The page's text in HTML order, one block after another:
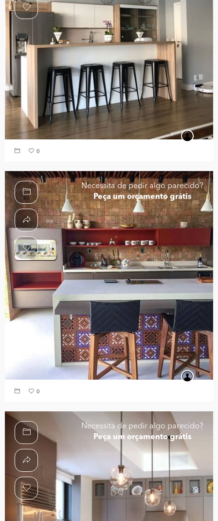
0
Necessita de pedir algo parecido?
Peça um orçamento grátis
0
Necessita de pedir algo parecido?
Peça um orçamento grátis